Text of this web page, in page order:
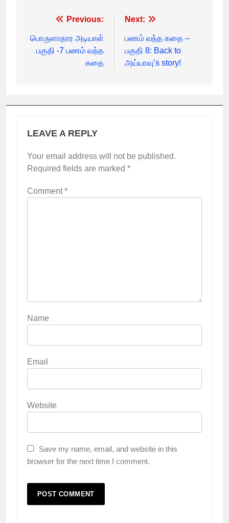
navigation
Previous:
பொருளாதார அடியாள்
பகுதி -7 பணம் வந்த
கதை
Next:
பணம் வந்த கதை –
பகுதி 8: Back to
அய்யாவு’s story!
LEAVE A REPLY
Your email address will not be published.
Required fields are marked *
Comment*
Name
Email
Website
Save my name, email, and website in this
browser for the next time I comment.